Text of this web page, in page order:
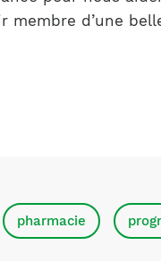
membre d’une
pharmacie